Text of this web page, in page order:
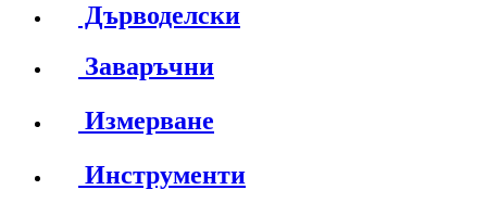
Дърводелски
Заваръчни
Измерване
Инструменти